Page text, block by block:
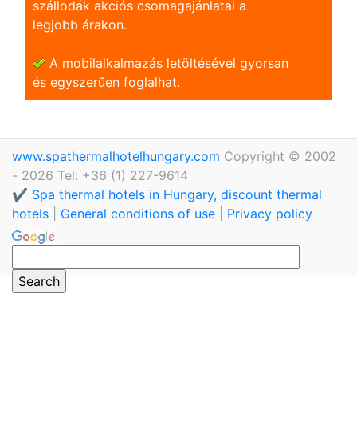
szállodák akciós csomagajánlatai a
legjobb árakon.
A mobilalkalmazás letöltésével gyorsan
és egyszerũen foglalhat.
www.spathermalhotelhungary.com Copyright © 2002
- 2026 Tel: +36 (1) 227-9614
✔️ Spa thermal hotels in Hungary, discount thermal
hotels
General conditions of use Privacy policy